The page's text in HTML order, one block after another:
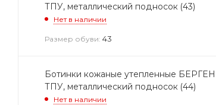
ТПУ, металлический подносок (43)
Нет в наличии
Размер обуви: 43
Ботинки кожаные утепленные
ТПУ, металлический подносок (44)
Нет в наличии